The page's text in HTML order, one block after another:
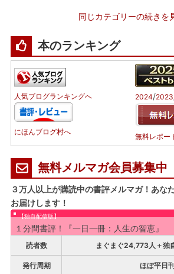
同じカテゴリーの続きを
本のランキング
人気ブログランキングへ
にほんブログ村へ
2024/2023
無料レポー
無料メルマガ会員募集中
３万人以上が購読中の書評メルマガ！あな
お届けします！
【独自配信版】
１分間書評！『一日一冊：人生の智恵』
読者数 まぐまぐ24,773人＋独
発行周期 ほぼ平日刊